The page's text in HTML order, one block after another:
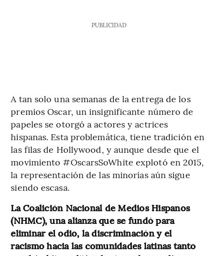
PUBLICIDAD
A tan solo una semanas de la entrega de los
premios Oscar, un insignificante número de
papeles se otorgó a actores y actrices
hispanas. Esta problemática, tiene tradición en
las filas de Hollywood, y aunque desde que el
movimiento #OscarsSoWhite explotó en 2015,
la representación de las minorías aún sigue
siendo escasa.
La Coalición Nacional de Medios Hispanos
(NHMC), una alianza que se fundó para
eliminar el odio, la discriminación y el
racismo hacia las comunidades latinas tanto